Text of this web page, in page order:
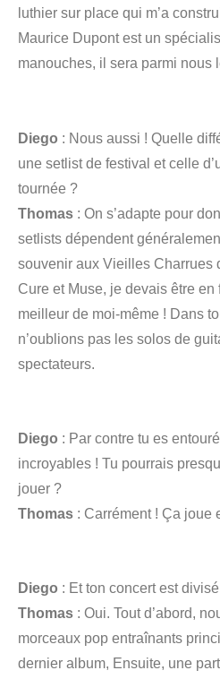
luthier sur place qui m’a
Maurice Dupont est un
manouches, il sera parmi nous
Diego : Nous aussi ! Quelle
une setlist de festival et celle
tournée ?
Thomas : On s’adapte pour
setlists dépendent
souvenir aux Vieilles Charrues
Cure et Muse, je devais être en
meilleur de moi-même ! Dans
n’oublions pas les solos de
spectateurs.
Diego : Par contre tu es
incroyables ! Tu pourrais
jouer ?
Thomas : Carrément ! Ça joue
Diego : Et ton concert est
Thomas : Oui. Tout d’abord,
morceaux pop entraînants
dernier album, Ensuite, une